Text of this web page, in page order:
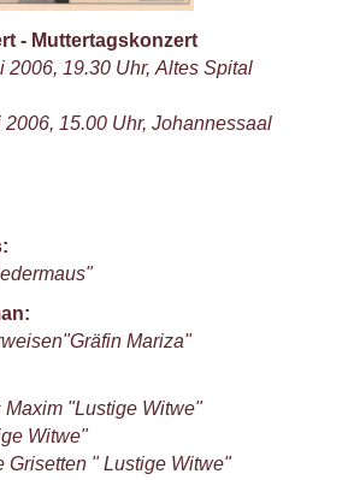
- Muttertagskonzert
2006, 19.30 Uhr, Altes Spital
15.00 Uhr, Johannessaal
Mariza"
"Lustige Witwe"
Witwe"
Grisetten " Lustige Witwe"